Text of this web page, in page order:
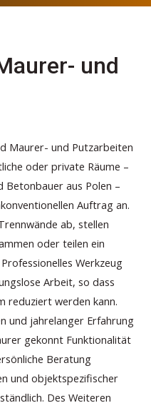
und
Maurer- und Putzarbeiten
oder private Räume –
Betonbauer aus Polen –
Auftrag an.
ab, stellen
oder teilen ein
Werkzeug
Arbeit, so dass
reduziert werden kann.
und jahrelanger Erfahrung
gekonnt Funktionalität
Beratung
und objektspezifischer
Des Weiteren